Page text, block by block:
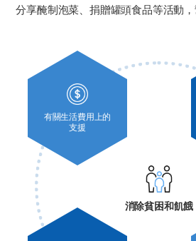
分享醃制泡菜、捐贈罐頭食品等活動，
有關生活費用上的
支援
消除貧困和飢餓